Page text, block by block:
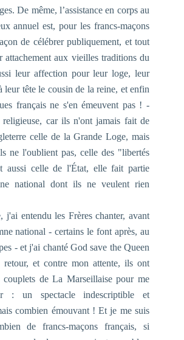
De même, l’assistance en corps au
annuel est, pour les francs-maçons
de célébrer publiquement, et tout
attachement aux vieilles traditions du
leur affection pour leur loge, leur
leur tête le cousin de la reine, et enfin
français ne s'en émeuvent pas ! -
religieuse, car ils n'ont jamais fait de
celle de la Grande Loge, mais
ne l'oublient pas, celle des "libertés
aussi celle de l'État, elle fait partie
national dont ils ne veulent rien
j'ai entendu les Frères chanter, avant
national - certains le font après, au
- et j'ai chanté God save the Queen
et contre mon attente, ils ont
couplets deLa Marseillaisepour me
: un spectacle indescriptible et
combien émouvant ! Et je me suis
de francs-maçons français, si